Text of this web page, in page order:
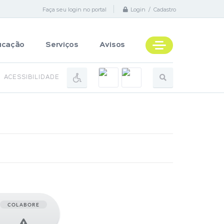
Faça seu login no portal Login / Cadastro
Serviços Avisos
ACESSIBILIDADE
COLABORE